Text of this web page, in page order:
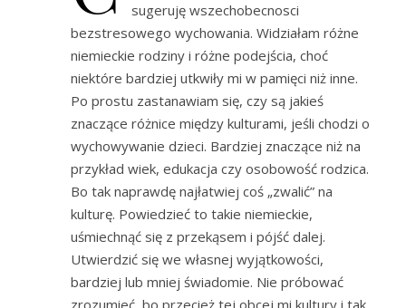
sugeruję wszechobecnosci
bezstresowego wychowania. Widziałam różne
niemieckie rodziny i różne podejścia, choć
niektóre bardziej utkwiły mi w pamięci niż inne.
Po prostu zastanawiam się, czy są jakieś
znaczące różnice między kulturami, jeśli chodzi o
wychowywanie dzieci. Bardziej znaczące niż na
przykład wiek, edukacja czy osobowość rodzica.
Bo tak naprawdę najłatwiej coś „zwalić” na
kulturę. Powiedzieć to takie niemieckie,
uśmiechnąć się z przekąsem i pójść dalej.
Utwierdzić się we własnej wyjątkowości,
bardziej lub mniej świadomie. Nie próbować
zrozumieć, bo przecież tej obcej mi kultury i tak